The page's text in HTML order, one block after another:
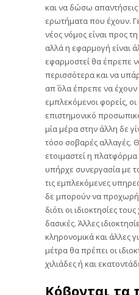
και να δώσω απαντήσεις
ερωτήματα που έχουν.
νέος νόμος είναι προς
αλλά η εφαρμογή είναι
εφαρμοστεί θα έπρεπε
περισσότερα και να
απ΄ όλα έπρεπε να
εμπλεκόμενοι φορείς,
επιστημονικό
μία μέρα στην άλλη δε
τόσο σοβαρές αλλαγές.
ετοιμαστεί η
υπήρχε συνεργασία με
τις εμπλεκόμενες
δε μπορούν να
διότι οι ιδιοκτησίες
δασικές. Άλλες
κληρονομικά και άλλες
μέτρα θα πρέπει οι
χιλιάδες ή και
Κόβονται τα